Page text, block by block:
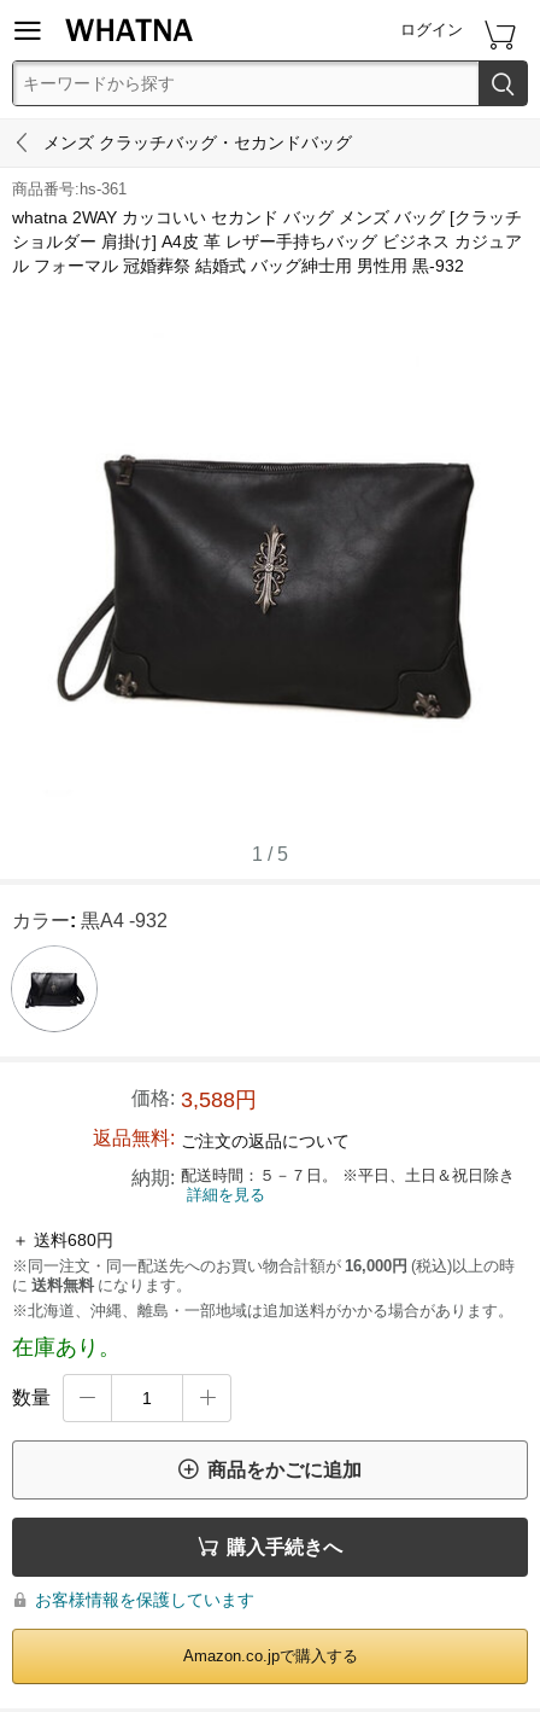
 ログイン 

 メンズ クラッチバッグ・セカンドバッグ
商品番号:hs-361
whatna 2WAY カッコいい セカンド バッグ メンズ バッグ [クラッチ
ショルダー 肩掛け] A4皮 革 レザー手持ちバッグ ビジネス カジュア
ル フォーマル 冠婚葬祭 結婚式 バッグ紳士用 男性用 黒-932
1 / 5
カラー: 黒A4 -932
価格: 3,588円
返品無料: ご注文の返品について
納期: 配送時間：５－７日。 ※平日、土日＆祝日除き
詳細を見る
＋ 送料680円
※同一注文・同一配送先へのお買い物合計額が 16,000円 (税込)以上の時
に 送料無料 になります。
※北海道、沖縄、離島・一部地域は追加送料がかかる場合があります。
在庫あり。
数量  
 商品をかごに追加
 購入手続きへ
 お客様情報を保護しています
Amazon.co.jpで購入する